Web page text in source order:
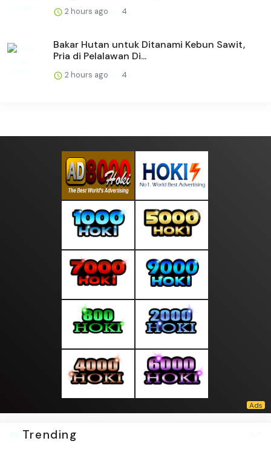
2 hours ago 4
Bakar Hutan untuk Ditanami Kebun Sawit,
Pria di Pelalawan Di...
2 hours ago 4
Trending